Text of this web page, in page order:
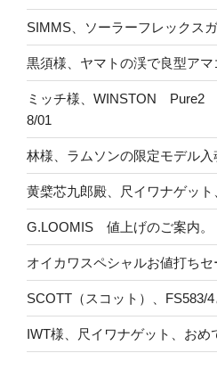
SIMMS、ソーラーフレックス
黒須様、ヤマトの渓で良型ア
ミッチ様、WINSTON Pure2
8/01
林様、ラムソンの限定モデル入
黄檗芯九郎殿、尺イワナゲッ
G.LOOMIS 値上げのご案内。
オイカワスペシャルお値打ちセ
SCOTT（スコット）、FS583/4
IWT様、尺イワナゲット、おめ